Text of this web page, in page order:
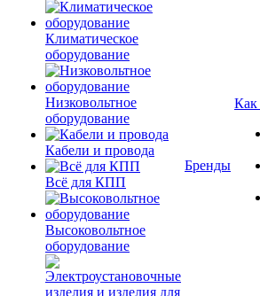
Климатическое
оборудование
Низковольтное
оборудование
Кабели и провода
Всё для КПП
Высоковольтное
оборудование
Бренды
Как